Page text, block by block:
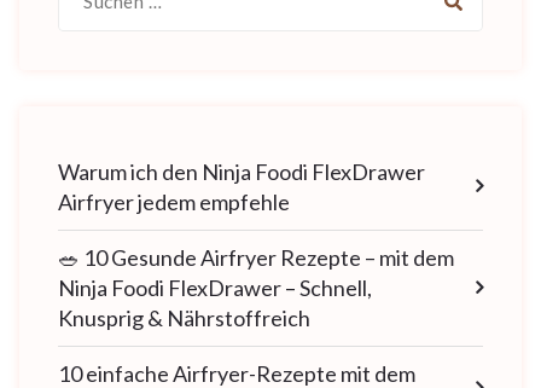
nach:
Warum ich den Ninja Foodi FlexDrawer
Airfryer jedem empfehle
🥗 10 Gesunde Airfryer Rezepte – mit dem
Ninja Foodi FlexDrawer – Schnell,
Knusprig & Nährstoffreich
10 einfache Airfryer-Rezepte mit dem